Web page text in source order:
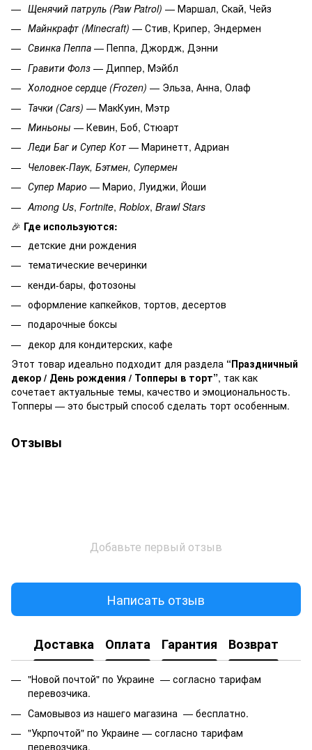
Щенячий патруль (Paw Patrol) — Маршал, Скай, Чейз
Майнкрафт (Minecraft) — Стив, Крипер, Эндермен
Свинка Пеппа — Пеппа, Джордж, Дэнни
Гравити Фолз — Диппер, Мэйбл
Холодное сердце (Frozen) — Эльза, Анна, Олаф
Тачки (Cars) — МакКуин, Мэтр
Миньоны — Кевин, Боб, Стюарт
Леди Баг и Супер Кот — Маринетт, Адриан
Человек-Паук, Бэтмен, Супермен
Супер Марио — Марио, Луиджи, Йоши
Among Us, Fortnite, Roblox, Brawl Stars
🎉 Где используются:
детские дни рождения
тематические вечеринки
кенди-бары, фотозоны
оформление капкейков, тортов, десертов
подарочные боксы
декор для кондитерских, кафе
Этот товар идеально подходит для раздела “Праздничный
декор / День рождения / Топперы в торт”, так как
сочетает актуальные темы, качество и эмоциональность.
Топперы — это быстрый способ сделать торт особенным.
Отзывы
Добавьте первый отзыв
Написать отзыв
Доставка Оплата Гарантия Возврат
"Новой почтой" по Украине — согласно тарифам
перевозчика.
Самовывоз из нашего магазина — бесплатно.
"Укрпочтой" по Украине — согласно тарифам
перевозчика.